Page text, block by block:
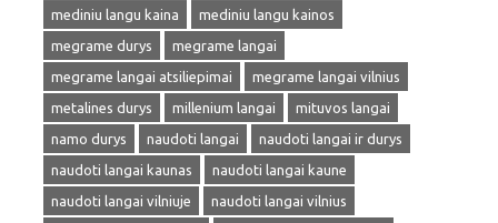
mediniu langu kaina
mediniu langu kainos
megrame durys
megrame langai
megrame langai atsiliepimai
megrame langai vilnius
metalines durys
millenium langai
mituvos langai
namo durys
naudoti langai
naudoti langai ir durys
naudoti langai kaunas
naudoti langai kaune
naudoti langai vilniuje
naudoti langai vilnius